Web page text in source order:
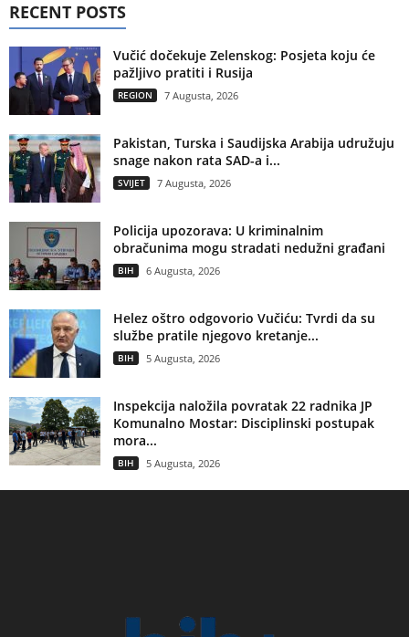
RECENT POSTS
Vučić dočekuje Zelenskog: Posjeta koju će
pažljivo pratiti i Rusija
REGION 7 Augusta, 2026
Pakistan, Turska i Saudijska Arabija udružuju
snage nakon rata SAD-a i...
SVIJET 7 Augusta, 2026
Policija upozorava: U kriminalnim
obračunima mogu stradati nedužni građani
BIH 6 Augusta, 2026
Helez oštro odgovorio Vučiću: Tvrdi da su
službe pratile njegovo kretanje...
BIH 5 Augusta, 2026
Inspekcija naložila povratak 22 radnika JP
Komunalno Mostar: Disciplinski postupak
mora...
BIH 5 Augusta, 2026